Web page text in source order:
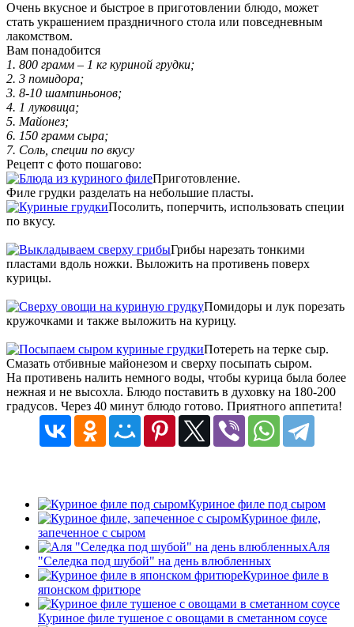
Очень вкусное и быстрое в приготовлении блюдо, может
стать украшением праздничного стола или повседневным
лакомством.
Вам понадобится
1. 800 грамм – 1 кг куриной грудки;
2. 3 помидора;
3. 8-10 шампиньонов;
4. 1 луковица;
5. Майонез;
6. 150 грамм сыра;
7. Соль, специи по вкусу
Рецепт с фото пошагово:
Приготовление.
Филе грудки разделать на небольшие пласты.
Посолить, поперчить, использовать специи
по вкусу.
Грибы нарезать тонкими
пластами вдоль ножки. Выложить на противень поверх
курицы.
Помидоры и лук порезать
кружочками и также выложить на курицу.
Потереть на терке сыр.
Смазать отбивные майонезом и сверху посыпать сыром.
На противень налить немного воды, чтобы курица была более
нежная и не высохла. Блюдо поставить в духовку на 180-200
градусов. Через 40 минут блюдо готово. Приятного аппетита!
Куриное филе под сыром
Куриное филе,
запеченное с сыром
Аля
"Селедка под шубой" на день влюбленных
Куриное филе в
японском фритюре
Куриное филе тушеное с овощами в сметанном соусе